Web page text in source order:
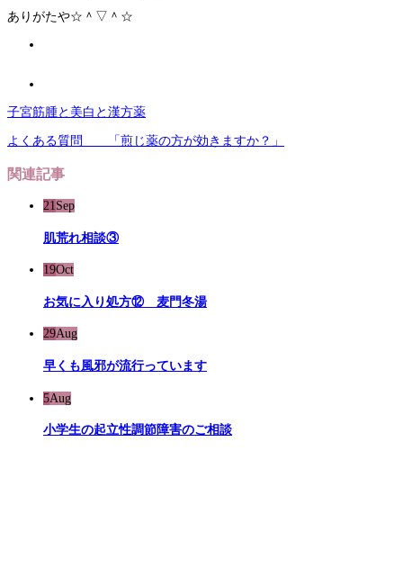
ありがたや☆＾▽＾☆
子宮筋腫と美白と漢方薬
よくある質問 「煎じ薬の方が効きますか？」
関連記事
21 Sep
肌荒れ相談③
19Oct
お気に入り処方⑫ 麦門冬湯
29Aug
早くも風邪が流行っています
5Aug
小学生の起立性調節障害のご相談